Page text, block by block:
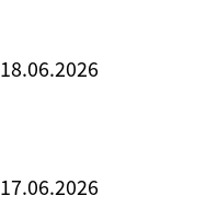
18.06.2026
17.06.2026